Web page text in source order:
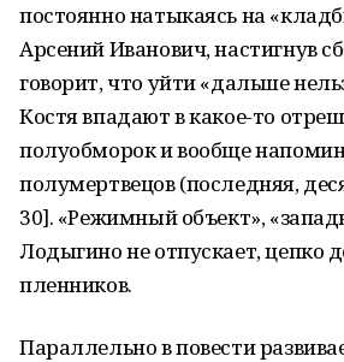
постоянно натыкаясь на
Арсений Иванович, настигнув
говорит, что уйти «дальше
Костя впадают в какое-то
полуобморок и вообще
полумертвецов (последняя,
30]. «Режимный объект»,
Лодыгино не отпускает, цепко
пленников.
Параллельно в повести